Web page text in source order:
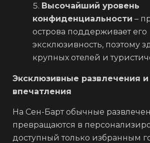
Высочайший уровень
конфиденциальности –
острова поддерживает его
эксклюзивность, поэтому
крупных отелей и
Эксклюзивные развлечения и
впечатления
На Сен-Барт обычные
превращаются в
доступный только избранным